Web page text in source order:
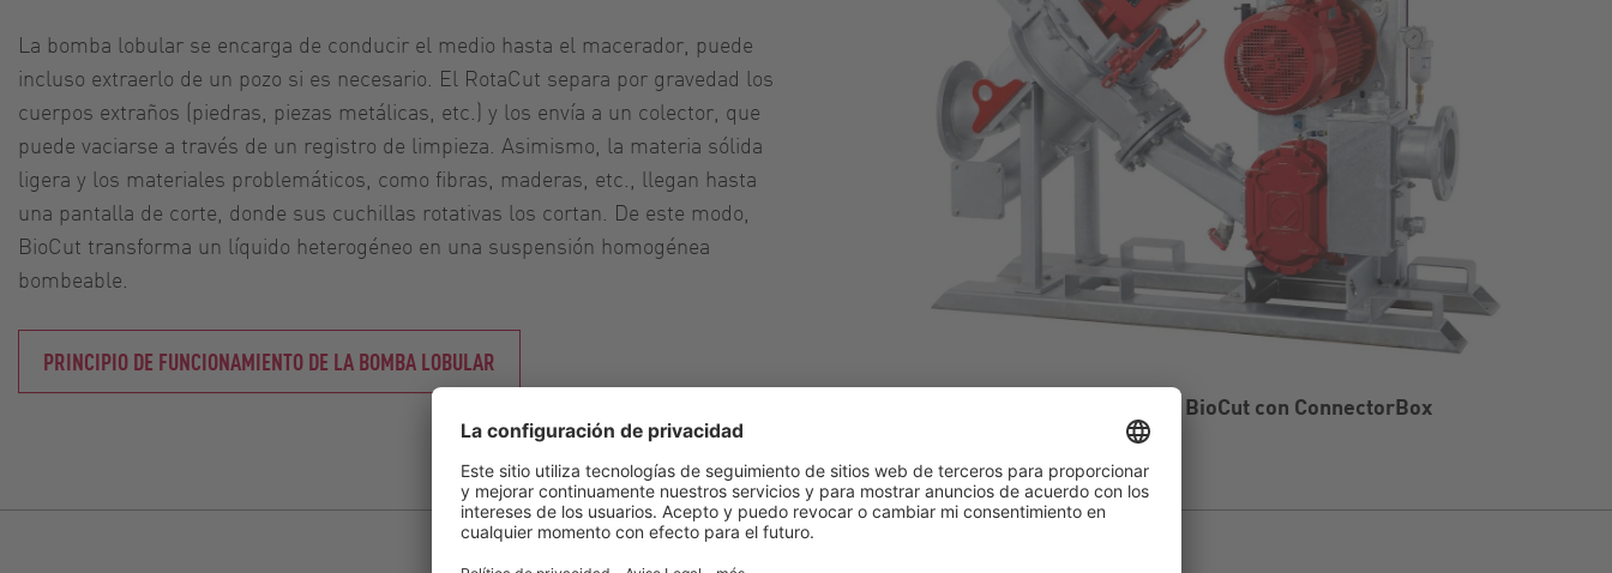
La bomba lobular se encarga de conducir el medio hasta el macerador, puede
incluso extraerlo de un pozo si es necesario. El RotaCut separa por gravedad los
cuerpos extraños (piedras, piezas metálicas, etc.) y los envía a un colector, que
puede vaciarse a través de un registro de limpieza. Asimismo, la materia sólida
ligera y los materiales problemáticos, como fibras, maderas, etc., llegan hasta
una pantalla de corte, donde sus cuchillas rotativas los cortan. De este modo,
BioCut transforma un líquido heterogéneo en una suspensión homogénea
bombeable.
PRINCIPIO DE FUNCIONAMIENTO DE LA BOMBA LOBULAR
Sistema de bombeo BioCut con ConnectorBox